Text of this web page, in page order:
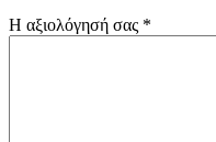
Η αξιολόγησή σας *